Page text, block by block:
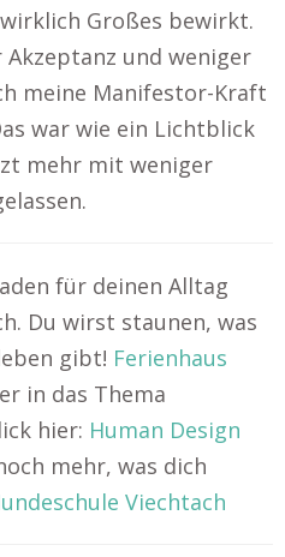
Großes bewirkt.
und weniger
meine Manifestor-Kraft
war wie ein Lichtblick
mehr mit weniger
für deinen Alltag
Du wirst staunen, was
gibt! Ferienhaus
in das Thema
hier: Human Design
mehr, was dich
Viechtach